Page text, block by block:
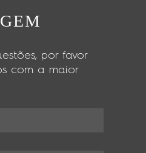
por favor
com a maior